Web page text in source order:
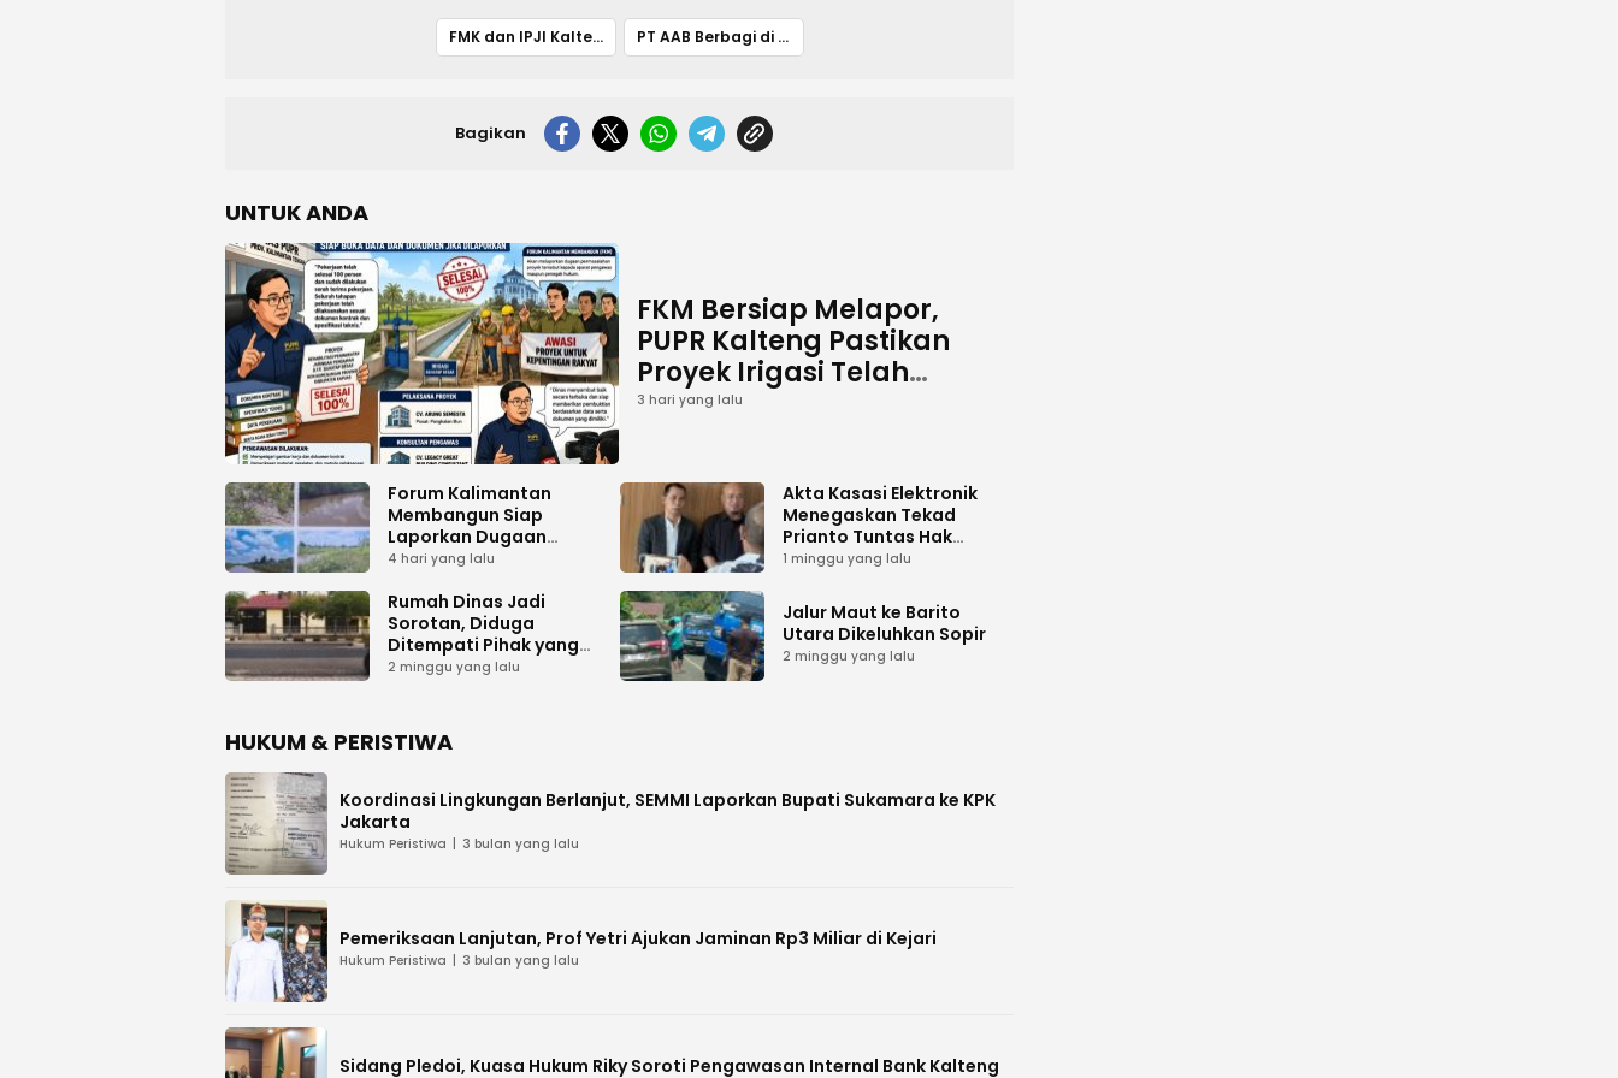
FMK dan IPJI Kalteng Beri Penghargaan PT AAB Berbagi di Iduladha
Bagikan
UNTUK ANDA
FKM Bersiap Melapor,
PUPR Kalteng Pastikan
Proyek Irigasi Telah
Tuntas
3 hari yang lalu
Forum Kalimantan
Membangun Siap
Laporkan Dugaan
Proyek Bermasalah
4 hari yang lalu
Akta Kasasi Elektronik
Menegaskan Tekad
Prianto Tuntas Hak
Lahan ke Mahkamah
1 minggu yang lalu
Rumah Dinas Jadi
Sorotan, Diduga
Ditempati Pihak yang
Tak Berhak
2 minggu yang lalu
Jalur Maut ke Barito
Utara Dikeluhkan Sopir
2 minggu yang lalu
HUKUM & PERISTIWA
Koordinasi Lingkungan Berlanjut, SEMMI Laporkan Bupati Sukamara ke KPK
Jakarta
Hukum Peristiwa 3 bulan yang lalu
Pemeriksaan Lanjutan, Prof Yetri Ajukan Jaminan Rp3 Miliar di Kejari
Hukum Peristiwa 3 bulan yang lalu
Sidang Pledoi, Kuasa Hukum Riky Soroti Pengawasan Internal Bank Kalteng